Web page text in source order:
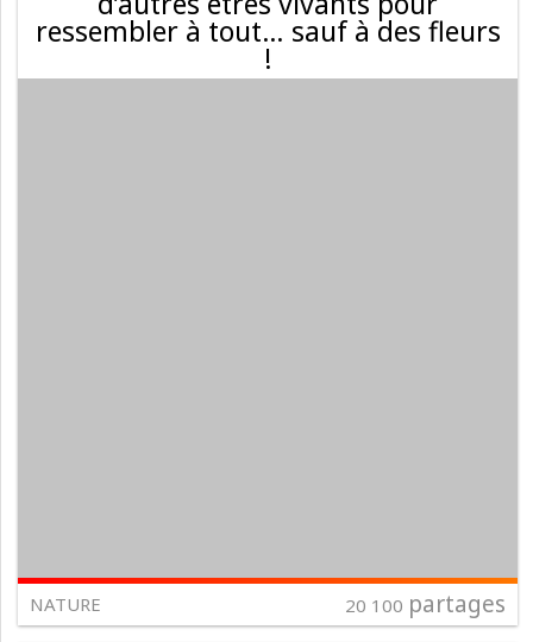
ressembler à tout… sauf à des fleurs
!
NATURE 20 100 partages